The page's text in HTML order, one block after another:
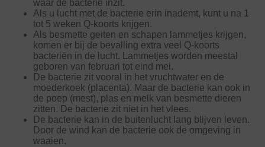
waar de bacterie inzit.
Als u lucht met de bacterie erin inademt, kunt u na 1
tot 5 weken Q-koorts krijgen.
Als besmette geiten en schapen lammetjes krijgen,
komen er bij de bevalling extra veel Q-koorts
bacteriën in de lucht. Lammetjes worden meestal
geboren van februari tot eind mei.
De bacterie zit vooral in het vruchtwater en de
moederkoek (placenta). Maar de bacterie kan ook in
de poep (mest), plas en melk van besmette dieren
zitten. De bacterie zit niet in het vlees.
De bacterie kan in de buitenlucht lang blijven leven.
Door de wind kan de bacterie ook de omgeving in
waaien.